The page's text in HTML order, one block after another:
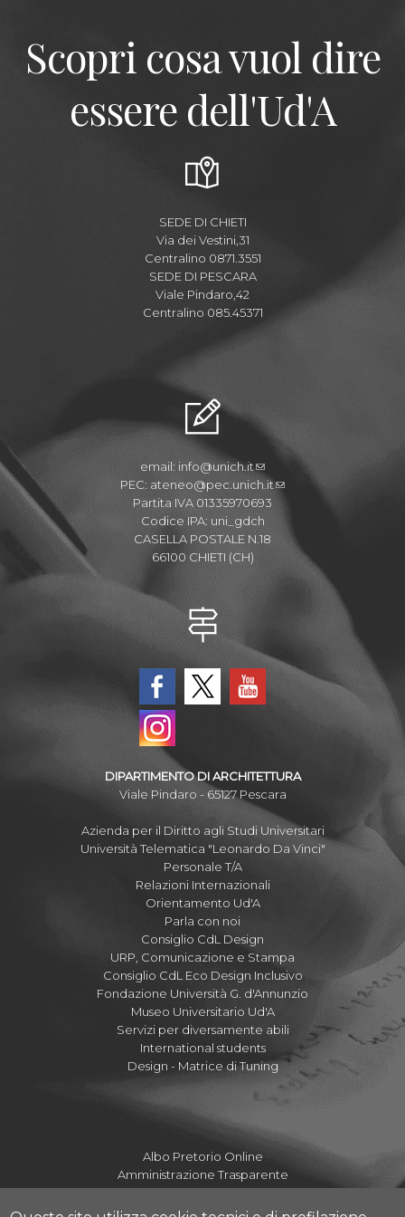
Scopri cosa vuol dire
essere dell'Ud'A
SEDE DI CHIETI
Via dei Vestini,31
Centralino 0871.3551
SEDE DI PESCARA
Viale Pindaro,42
Centralino 085.45371
email: info@unich.it
PEC: ateneo@pec.unich.it
Partita IVA 01335970693
Codice IPA: uni_gdch
CASELLA POSTALE N.18
66100 CHIETI (CH)
DIPARTIMENTO DI ARCHITETTURA
Viale Pindaro - 65127 Pescara
Azienda per il Diritto agli Studi Universitari
Università Telematica "Leonardo Da Vinci"
Personale T/A
Relazioni Internazionali
Orientamento Ud'A
Parla con noi
Consiglio CdL Design
URP, Comunicazione e Stampa
Consiglio CdL Eco Design Inclusivo
Fondazione Università G. d'Annunzio
Museo Universitario Ud'A
Servizi per diversamente abili
International students
Design - Matrice di Tuning
Albo Pretorio Online
Amministrazione Trasparente
Mettiamoci la Faccia
Fatturazione elettronica UdA